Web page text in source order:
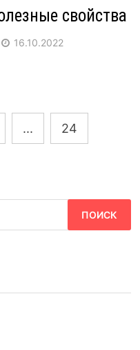
свойства
16.10.2022
... 24